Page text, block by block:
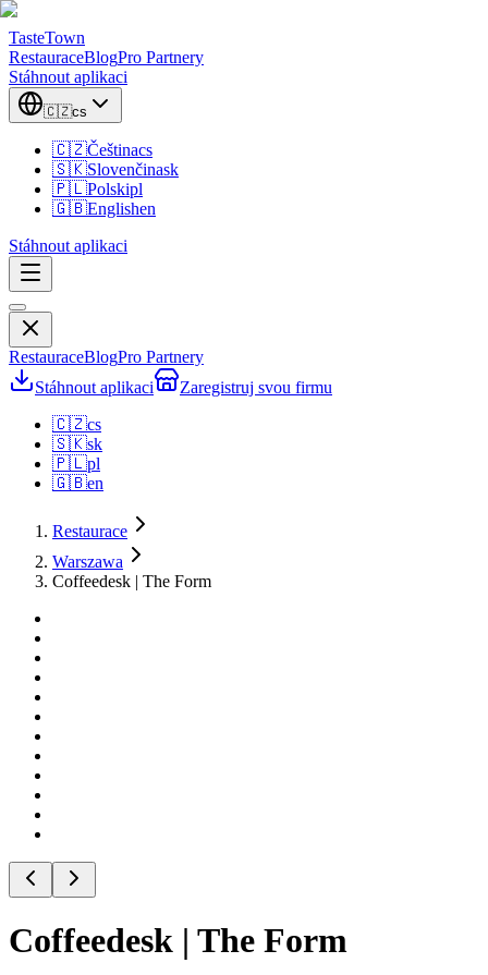
TasteTown
RestauraceBlogPro Partnery
Stáhnout aplikaci
🇨🇿cs
🇨🇿Češtinacs
🇸🇰Slovenčinask
🇵🇱Polskipl
🇬🇧Englishen
Stáhnout aplikaci
RestauraceBlogPro Partnery
Stáhnout aplikaci
Zaregistruj svou firmu
🇨🇿cs
🇸🇰sk
🇵🇱pl
🇬🇧en
Restaurace
Warszawa
Coffeedesk | The Form
Coffeedesk | The Form